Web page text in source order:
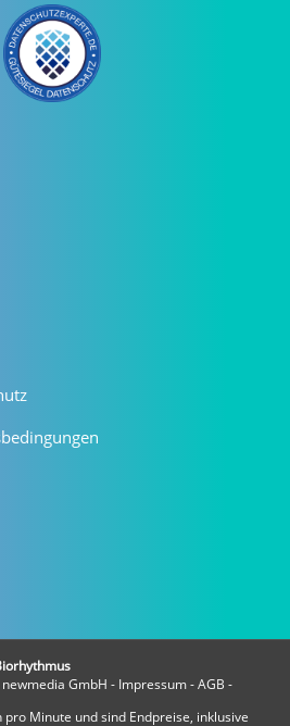
GmbH - Impressum-AGB -
Minute und sind Endpreise, inklusive